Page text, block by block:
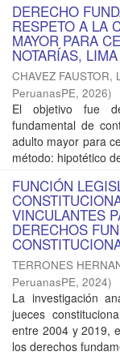
DERECHO
RESPETO A LA
MAYOR PARA
NOTARÍAS,
CHAVEZ FAUSTOR,
PeruanasPE, 2026)
El objetivo fue
fundamental de
adulto mayor para
método: hipotético
FUNCIÓN
VINCULANTES
DERECHOS
TERRONES
PeruanasPE, 2024)
La investigación
jueces
entre 2004 y 2019,
los derechos